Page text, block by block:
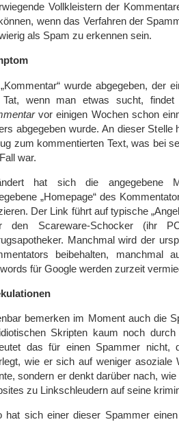
Vollkleistern der
wenn das Verfahren der
als Spam zu erkennen sein.
wurde abgegeben, der
Tat, wenn man etwas sucht,
vor einigen Wochen schon
abgegeben wurde. An dieser
zum kommentierten Text, was bei
war.
hat sich die angegebene
„Homepage“ des
Der Link führt auf typische
den Scareware-Schocker (ihr
Manchmal wird der
beibehalten, manchmal
für Google werden zurzeit
bemerken im Moment auch die
Skripten kaum noch
das für einen Spammer
wie er sich auf weniger asoziale
sondern er denkt darüber nach,
zu Linkschleudern auf seine
hat sich einer dieser Spammer